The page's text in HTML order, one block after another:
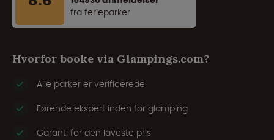
fra ferieparker
Hvorfor booke via Glampings.com?
Alle parker er verificerede
Førende ekspert inden for glamping
Garanti for den laveste pris